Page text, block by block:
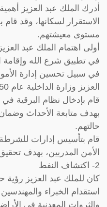
أدرك الملك عبد العزيز
الاستقرار لسكانها، وقد
مستوى معيشتهم.
أولى اهتمام الملك عبد
في تطبيق شرع الله وإقامة
في سبيل تحسين إدارة
العزيز وزارة الداخلية عام 1350هـ.
قام بإدخال نظام البرقية
بهدف متابعة الأحداث
حالتهم.
قام بتأسيس إدارات
الأمن المدربين، بهدف
2- اكتشاف النفط
كان للملك عبد العزيز رؤية
استقدام الخبراء
والثروات المعدنية في